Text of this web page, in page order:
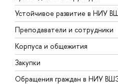
Устойчивое развитие в НИУ
Преподаватели и сотрудники
Корпуса и общежития
Закупки
Обращения граждан в НИУ